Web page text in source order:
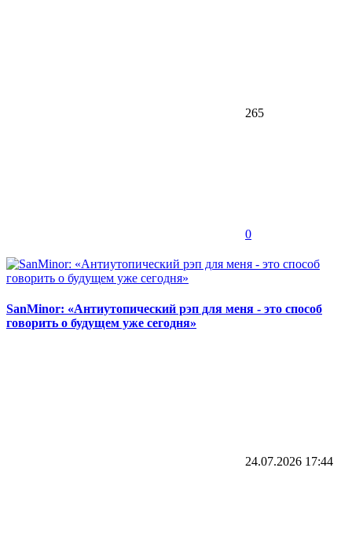
265
0
SanMinor: «Антиутопический рэп для меня - это способ
говорить о будущем уже сегодня»
24.07.2026 17:44